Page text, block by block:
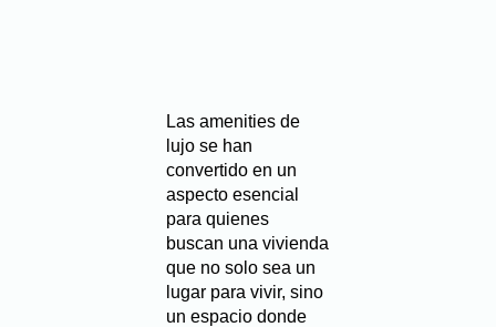
Las amenities de
lujo se han
convertido en un
aspecto esencial
para quienes
buscan una vivienda
que no solo sea un
lugar para vivir, sino
un espacio donde